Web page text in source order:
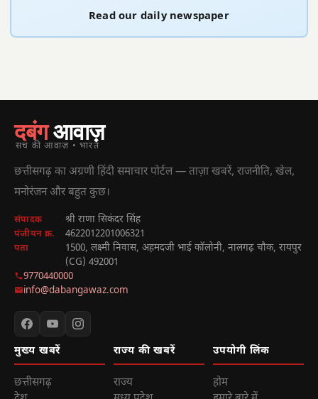
Read our daily newspaper
दबंगआवाज़
सच की आवाज़ • भारत
छत्तीसगढ़ का अग्रणी हिंदी समाचार पोर्टल — ताज़ा खबरें, राजनीति, खेल,
मनोरंजन और बहुत कुछ।
संपादक श्री राणा सिकंदर सिंह
पंजीयन क्र. 4622012201006321
पता
1500, लक्ष्मी निवास, अहमदजी भाई कॉलोनी, नालगढ़ चौक, रायपुर
(CG) 492001
9770440000
info@dabangawaz.com
मुख्य खबरें
छत्तीसगढ़
राज्य की खबरें
राज्य
उपयोगी लिंक
होम